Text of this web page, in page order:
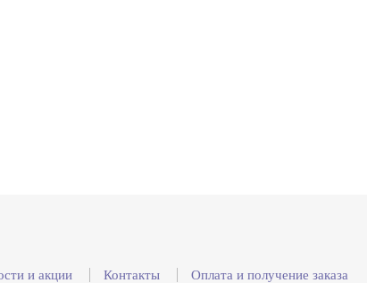
и акции Контакты Оплата и получение заказа